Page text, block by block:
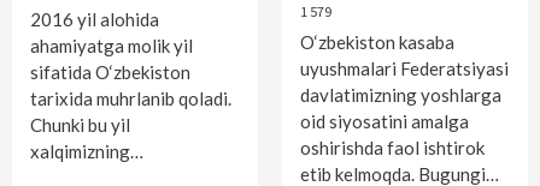
2016 yil alohida
ahamiyatga molik yil
sifatida O‘zbekiston
tarixida muhrlanib qoladi.
Chunki bu yil
xalqimizning…
1 579
O‘zbekiston kasaba
uyushmalari Federatsiyasi
davlatimizning yoshlarga
oid siyosatini amalga
oshirishda faol ishtirok
etib kelmoqda. Bugungi…